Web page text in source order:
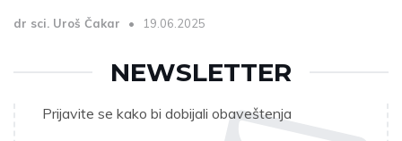
dr sci. Uroš Čakar 19.06.2025
NEWSLETTER
Prijavite se kako bi dobijali obaveštenja